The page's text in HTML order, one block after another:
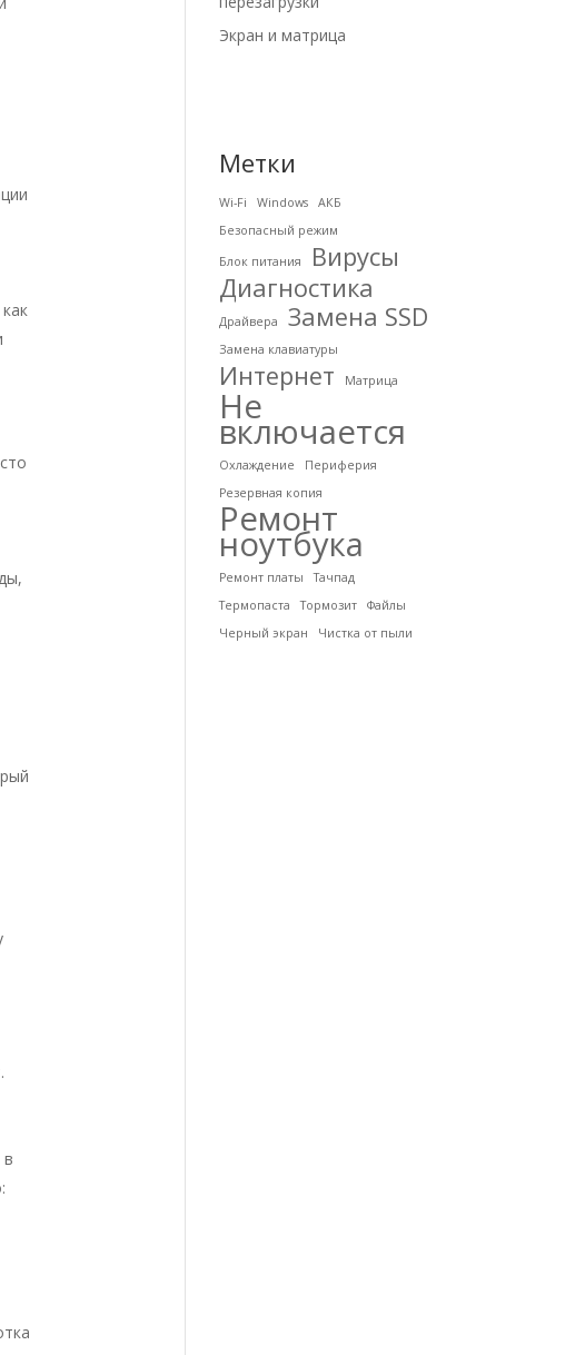
Экран и матрица
Метки
Wi-Fi Windows
АКБ
Безопасный режим
Блок питания
Вирусы
Диагностика
Драйвера Замена SSD
Замена клавиатуры
Интернет Матрица
Не
включается
Охлаждение
Периферия
Резервная копия
Ремонт
ноутбука
Ремонт платы
Тачпад
Термопаста
Тормозит
Файлы
Черный экран
Чистка от пыли